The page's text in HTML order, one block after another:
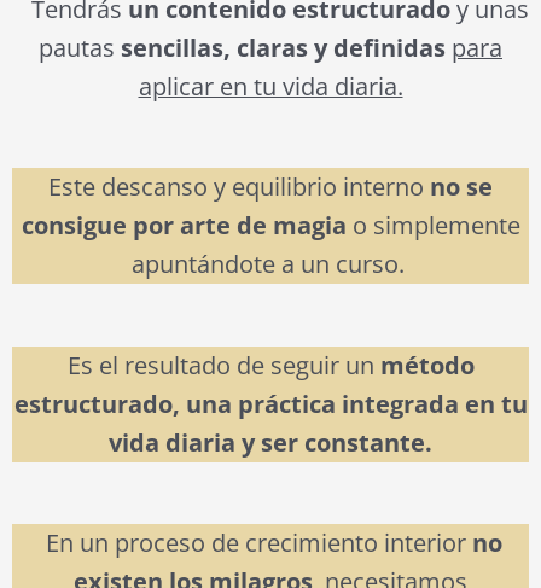
Tendrás un contenido estructuradoy unas
pautas sencillas, claras y definidas para
aplicar en tu vida diaria.
Este descanso y equilibrio interno no se
consigue por arte de magia o simplemente
apuntándote a un curso.
Es el resultado de seguir un método
estructurado, una práctica integrada en tu
vida diaria y ser constante.
En un proceso de crecimiento interior no